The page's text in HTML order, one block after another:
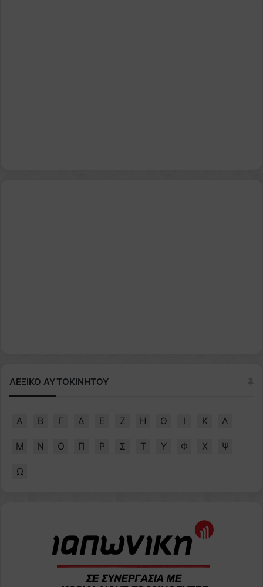
ΛΕΞΙΚΟ ΑΥΤΟΚΙΝΗΤΟΥ
Α Β Γ Δ Ε Ζ Η Θ Ι Κ Λ
Μ Ν Ο Π Ρ Σ Τ Υ Φ Χ Ψ
Ω